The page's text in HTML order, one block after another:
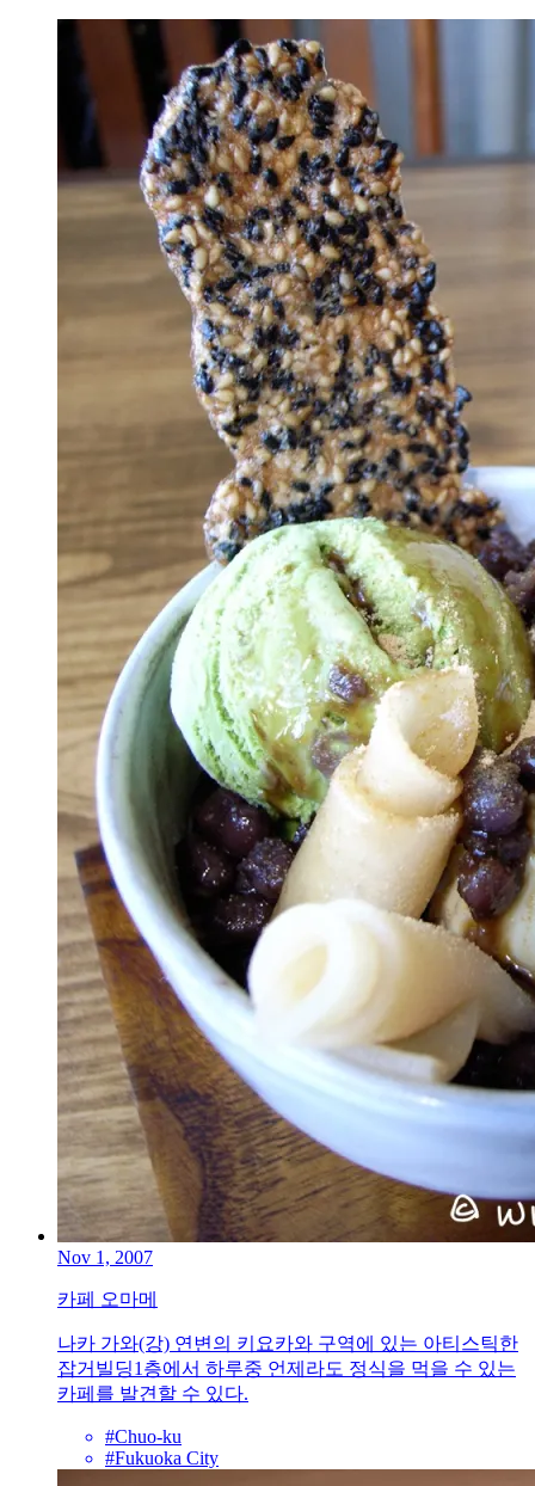
Nov 1, 2007
카페 오마메
나카 가와(강) 연변의 키요카와 구역에 있는 아티스틱한
잡거빌딩1층에서 하루중 언제라도 정식을 먹을 수 있는
카페를 발견할 수 있다.
#Chuo-ku
#Fukuoka City